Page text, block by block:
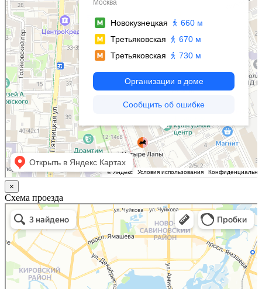
×
Схема проезда
Казань
Малый Татарский переулок, 8 на карте Москвы, ближайшее метро Новокузнецкая —
Яндекс.Карты